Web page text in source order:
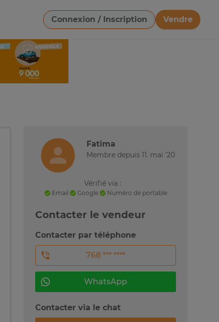
Connexion / Inscription
Vendre
Télécharger une image
Fatima
Membre depuis 11. mai '20
Vérifié via :
Email Google Numéro de portable
Contacter le vendeur
Contacter par téléphone
768 *** ****
WhatsApp
Contacter via le chat